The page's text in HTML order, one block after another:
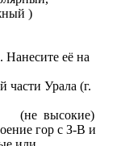
, Южный )
Урала.
её на
Урала (г.
(не высокие)
гор с З-В и